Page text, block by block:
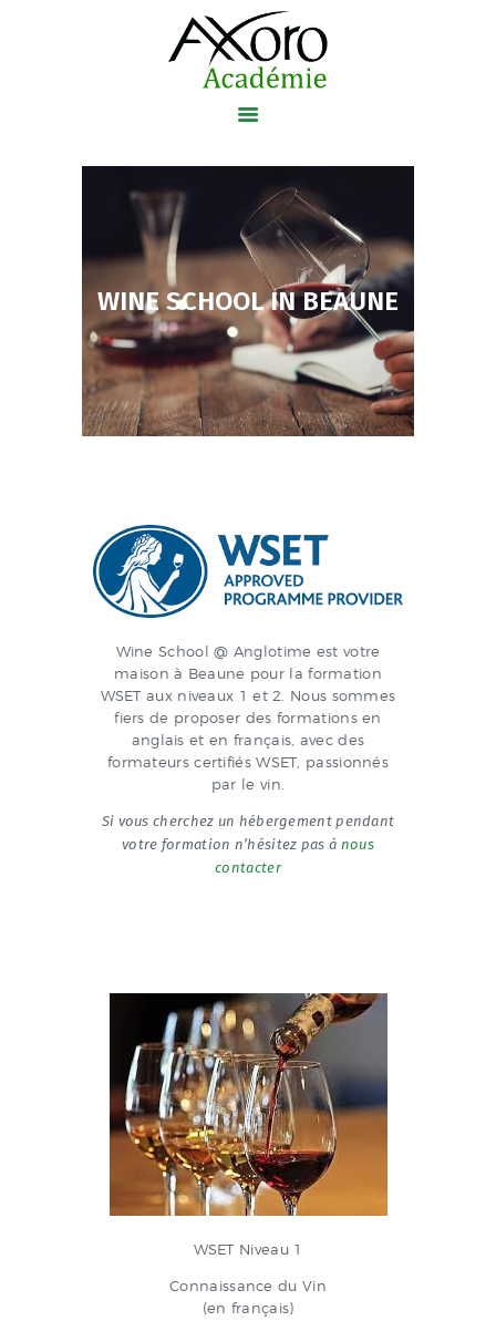
Axoro Académie
ACCUEIL
NOS FORMATIONS
NOS CERTIFICATIONS
AXOBLOG
A PROPOS
CONTACT
WINE SCHOOL IN BEAUNE
Wine School @ Anglotime est votre
maison à Beaune pour la formation
WSET aux niveaux 1 et 2. Nous sommes
fiers de proposer des formations en
anglais et en français, avec des
formateurs certifiés WSET, passionnés
par le vin.
Si vous cherchez un hébergement pendant
votre formation n’hésitez pas à nous
contacter
WSET Niveau 1
Connaissance du Vin
(en français)